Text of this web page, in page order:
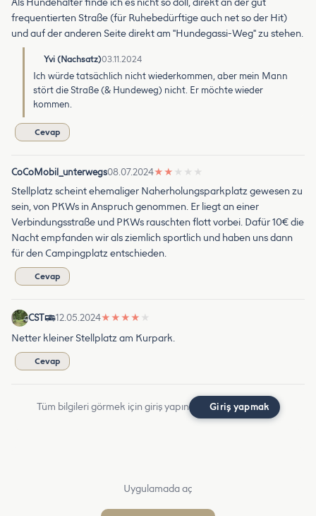
frequentierten Straße (für Ruhebedürftige auch net so der Hit)
und auf der anderen Seite direkt am "Hundegassi-Weg" zu stehen.
Yvi (Nachsatz)03.11.2024
Ich würde tatsächlich nicht wiederkommen, aber mein Mann
stört die Straße (& Hundeweg) nicht. Er möchte wieder
kommen.
Cevap
CoCoMobil_unterwegs08.07.2024★ ★ ★ ★ ★
Stellplatz scheint ehemaliger Naherholungsparkplatz gewesen zu
sein, von PKWs in Anspruch genommen. Er liegt an einer
Verbindungsstraße und PKWs rauschten flott vorbei. Dafür 10€ die
Nacht empfanden wir als ziemlich sportlich und haben uns dann
für den Campingplatz entschieden.
Cevap
CST 12.05.2024★ ★ ★ ★ ★
Netter kleiner Stellplatz am Kurpark.
Cevap
Tüm bilgileri görmek için giriş yapın Giriş yapmak
Uygulamada aç